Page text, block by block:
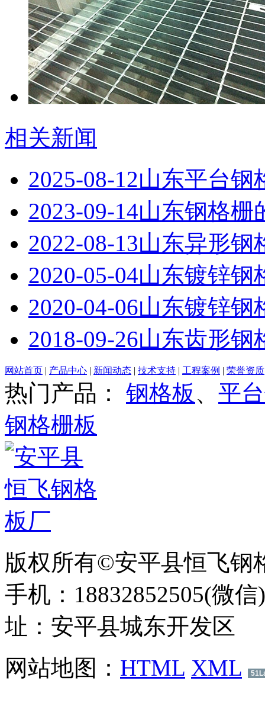
相关新闻
2025-08-12山东平台钢
2023-09-14山东钢格栅
2022-08-13山东异形钢
2020-05-04山东镀锌钢
2020-04-06山东镀锌钢
2018-09-26山东齿形钢
网站首页 | 产品中心 | 新闻动态 | 技术支持 | 工程案例 | 荣誉资质
热门产品： 钢格板 、 平
钢格栅板
版权所有©安平县恒飞钢
手机：18832852505(微
址：安平县城东开发区
网站地图： HTML XML